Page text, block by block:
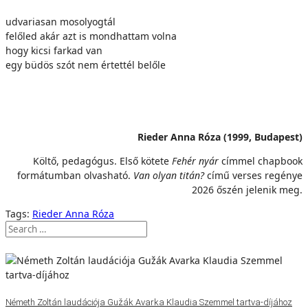
udvariasan mosolyogtál
felőled akár azt is mondhattam volna
hogy kicsi farkad van
egy büdös szót nem értettél belőle
Rieder Anna Róza (1999, Budapest)
Költő, pedagógus. Első kötete Fehér nyár címmel chapbook
formátumban olvasható. Van olyan titán?című verses regénye
2026 őszén jelenik meg.
Tags: Rieder Anna Róza
Németh Zoltán laudációja Gužák Avarka Klaudia Szemmel tartva-díjához